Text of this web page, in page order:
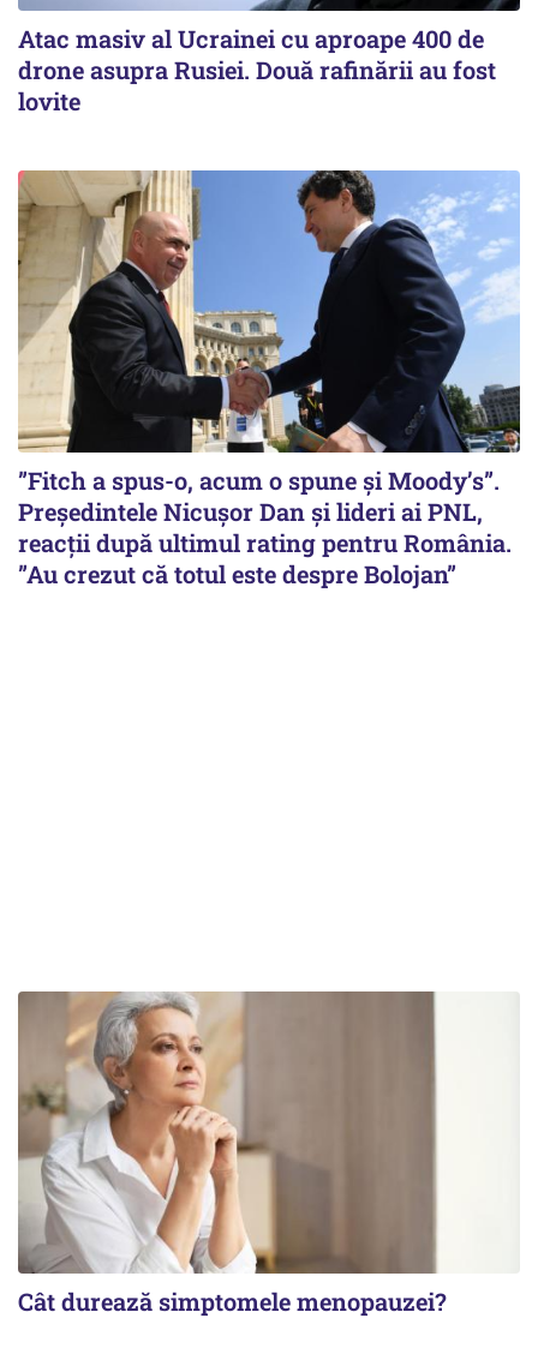
Atac masiv al Ucrainei cu aproape 400 de
drone asupra Rusiei. Două rafinării au fost
lovite
”Fitch a spus-o, acum o spune și Moody’s”.
Președintele Nicușor Dan și lideri ai PNL,
reacții după ultimul rating pentru România.
”Au crezut că totul este despre Bolojan”
Cât durează simptomele menopauzei?